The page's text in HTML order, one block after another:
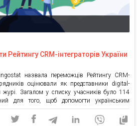
Рейтингу CRM-інтеграторів України
назвала переможців Рейтингу CRM-
оцінювали як представники digital-
журі. Загалом у списку учасників було 114
для того, щоб допомогти українським
автоматизації та знайти тих, хто зможе
CRM. Серед членів журі були керівники